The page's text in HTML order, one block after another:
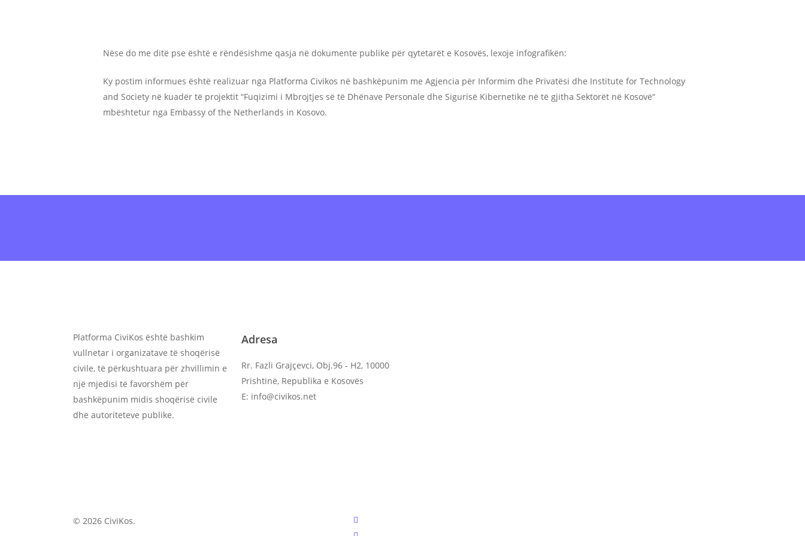
Nëse do me ditë pse është e rëndësishme qasja në dokumente publike për qytetarët e Kosovës, lexoje infografikën:
Ky postim informues është realizuar nga Platforma Civikos në bashkëpunim me Agjencia për Informim dhe Privatësi dhe Institute for Technology
and Society në kuadër të projektit “Fuqizimi i Mbrojtjes së të Dhënave Personale dhe Sigurisë Kibernetike në të gjitha Sektorët në Kosovë“
mbështetur nga Embassy of the Netherlands in Kosovo.
Antarësohuonlineose shkarkoAplikacionindhe dërgo nëinfo@civikos.net
Platforma CiviKos është bashkim
vullnetar i organizatave të shoqërisë
civile, të përkushtuara për zhvillimin e
një mjedisi të favorshëm për
bashkëpunim midis shoqërisë civile
dhe autoriteteve publike.
Adresa
Rr. Fazli Grajçevci, Obj.96 - H2, 10000
Prishtinë, Republika e Kosovës
E: info@civikos.net
© 2026 CiviKos.
twitter